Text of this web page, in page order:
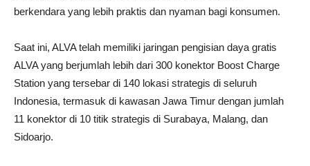
berkendara yang lebih praktis dan nyaman bagi konsumen.
Saat ini, ALVA telah memiliki jaringan pengisian daya gratis
ALVA yang berjumlah lebih dari 300 konektor Boost Charge
Station yang tersebar di 140 lokasi strategis di seluruh
Indonesia, termasuk di kawasan Jawa Timur dengan jumlah
11 konektor di 10 titik strategis di Surabaya, Malang, dan
Sidoarjo.